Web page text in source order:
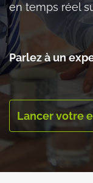
en temps réel
Parlez à un
Lancer votre